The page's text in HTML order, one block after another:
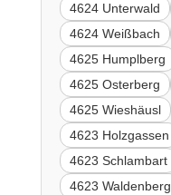
4624 Unterwald
4624 Weißbach
4625 Humplberg
4625 Osterberg
4625 Wieshäusl
4623 Holzgassen
4623 Schlambart
4623 Waldenberg